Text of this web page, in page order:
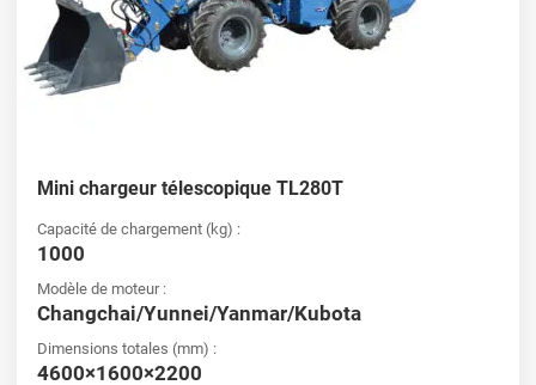
Mini chargeur télescopique TL280T
Capacité de chargement (kg) :
1000
Modèle de moteur :
Changchai/Yunnei/Yanmar/Kubota
Dimensions totales (mm) :
4600×1600×2200